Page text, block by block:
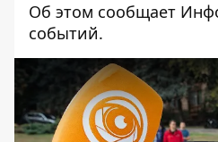
Об этом сообщает
событий.